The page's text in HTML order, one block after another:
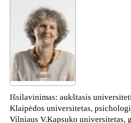
Išsilavinimas: aukštasis
Klaipėdos universitetas,
Vilniaus V.Kapsuko universitetas,